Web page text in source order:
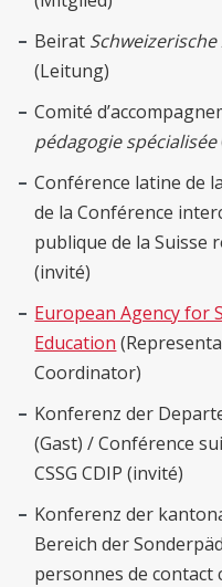
Beirat
(Leitung)
Comité
pédagogie spécialisée
Conférence latine de
de la Conférence
publique de la Suisse
(invité)
European Agency for
Education
Coordinator)
Konferenz der
(Gast) / Conférence
CSSG CDIP (invité)
Konferenz der
Bereich der
personnes de contact